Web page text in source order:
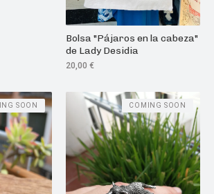
Bolsa "Pájaros en la cabeza"
de Lady Desidia
20,00 €
SOON COMING SOON